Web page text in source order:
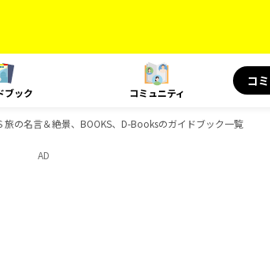
ブック コミュニティ
コ
の名言＆絶景、BOOKS、D-Booksのガイドブック一覧
AD